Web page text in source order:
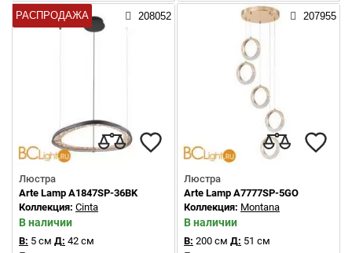
РАСПРОДАЖА 208052
Люстра
Arte Lamp A1847SP-36BK
Коллекция: Cinta
В наличии
В: 5 см Д: 42 см
207955
Люстра
Arte Lamp A7777SP-5GO
Коллекция: Montana
В наличии
В: 200 см Д: 51 см